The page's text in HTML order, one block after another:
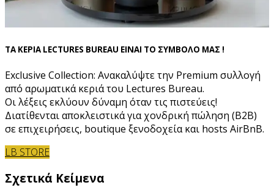
ΤΑ ΚΕΡΙΑ LECTURES BUREAU ΕΙΝΑΙ ΤΟ ΣΥΜΒΟΛΟ ΜΑΣ !
Exclusive Collection: Ανακαλύψτε την Premium συλλογή
από αρωματικά κεριά του Lectures Bureau.
Οι λέξεις εκλύουν δύναμη όταν τις πιστεύεις!
Διατίθενται αποκλειστικά για χονδρική πώληση (B2B)
σε επιχειρήσεις, boutique ξενοδοχεία και hosts AirBnB.
LB STORE
Σχετικά Κείμενα